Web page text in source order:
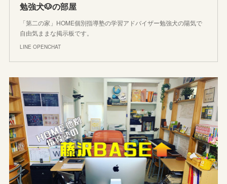
勉強犬🐶の部屋
「第二の家」HOME個別指導塾の学習アドバイザー勉強犬の陽気で
自由気ままな掲示板です。
LINE OPENCHAT